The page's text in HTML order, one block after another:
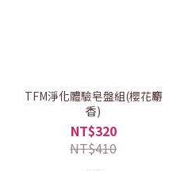
TFM淨化體驗皂盤組(櫻花麝
香)
NT$320
NT$410